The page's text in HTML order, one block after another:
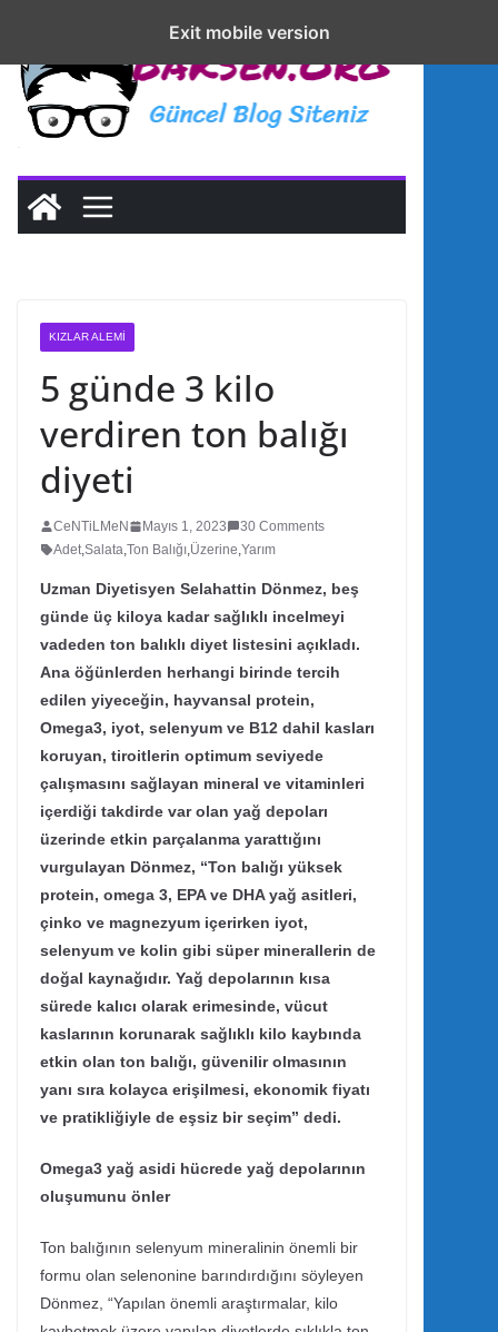
KIZLAR ALEMI
5 günde 3 kilo
verdiren ton balığı
diyeti
CeNTiLMeN Mayıs 1, 2023
30 Comments
Adet Salata Ton Balığı Üzerine Yarım
Uzman Diyetisyen Selahattin Dönmez, beş
günde üç kiloya kadar sağlıklı incelmeyi
vadeden ton balıklı diyet listesini açıkladı.
Ana öğünlerden herhangi birinde tercih
edilen yiyeceğin, hayvansal protein,
Omega3, iyot, selenyum ve B12 dahil kasları
koruyan, tiroitlerin optimum seviyede
çalışmasını sağlayan mineral ve vitaminleri
içerdiği takdirde var olan yağ depoları
üzerinde etkin parçalanma yarattığını
vurgulayan Dönmez, “Ton balığı yüksek
protein, omega 3, EPA ve DHA yağ asitleri,
çinko ve magnezyum içerirken iyot,
selenyum ve kolin gibi süper minerallerin de
doğal kaynağıdır. Yağ depolarının kısa
sürede kalıcı olarak erimesinde, vücut
kaslarının korunarak sağlıklı kilo kaybında
etkin olan ton balığı, güvenilir olmasının
yanı sıra kolayca erişilmesi, ekonomik fiyatı
ve pratikliğiyle de eşsiz bir seçim” dedi.
Omega3 yağ asidi hücrede yağ depolarının
oluşumunu önler
Ton balığının selenyum mineralinin önemli bir
formu olan selenonine barındırdığını söyleyen
Dönmez, “Yapılan önemli araştırmalar, kilo
Exit mobile version
Exit mobile version